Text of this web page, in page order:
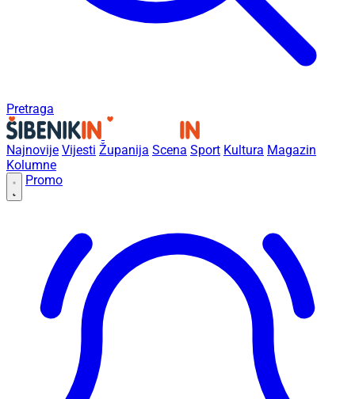
Pretraga
Najnovije Vijesti Županija Scena Sport Kultura Magazin
Kolumne
Promo